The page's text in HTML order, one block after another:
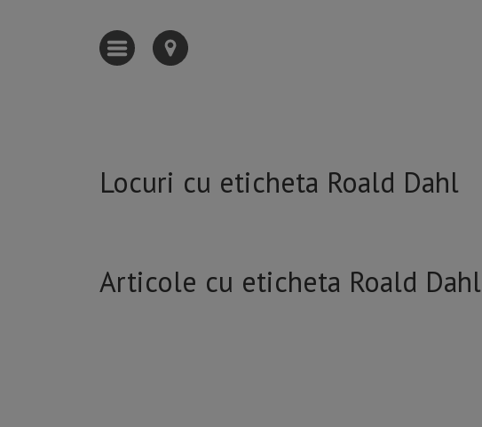
Locuri cu eticheta Roald Dahl
Articole cu eticheta Roald Dahl